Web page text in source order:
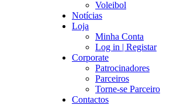
Voleibol
Notícias
Loja
Minha Conta
Log in | Registar
Corporate
Patrocinadores
Parceiros
Torne-se Parceiro
Contactos